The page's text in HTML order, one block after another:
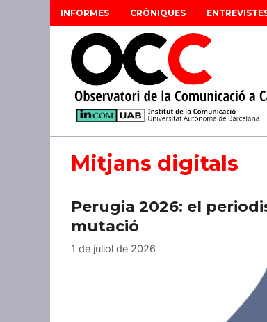
INFORMES CRÒNIQUES
Mitjans digitals
Perugia 2026: el
mutació
1 de juliol de 2026